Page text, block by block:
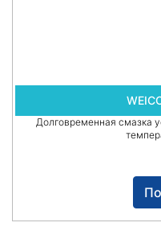
Долговременная смазка